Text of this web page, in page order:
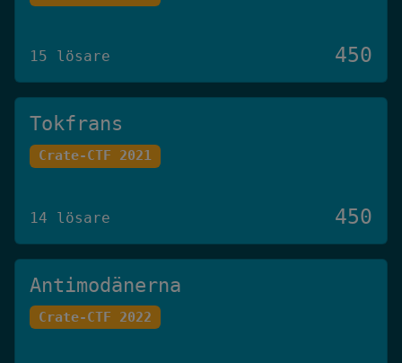
15 lösare 450
Tokfrans
Crate-CTF 2021
14 lösare 450
Antimodänerna
Crate-CTF 2022